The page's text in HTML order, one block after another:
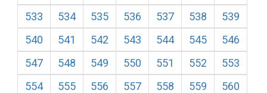
533
534 535 536 537 538
539
540
541 542 543 544 545
546
547
548 549 550 551 552
553
554
555 556 557 558 559
560